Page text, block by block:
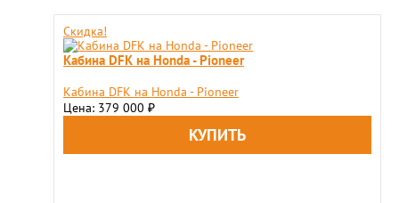
Скидка!
Кабина DFK на Honda - Pioneer
Кабина DFK на Honda - Pioneer
Цена: 379 000 ₽